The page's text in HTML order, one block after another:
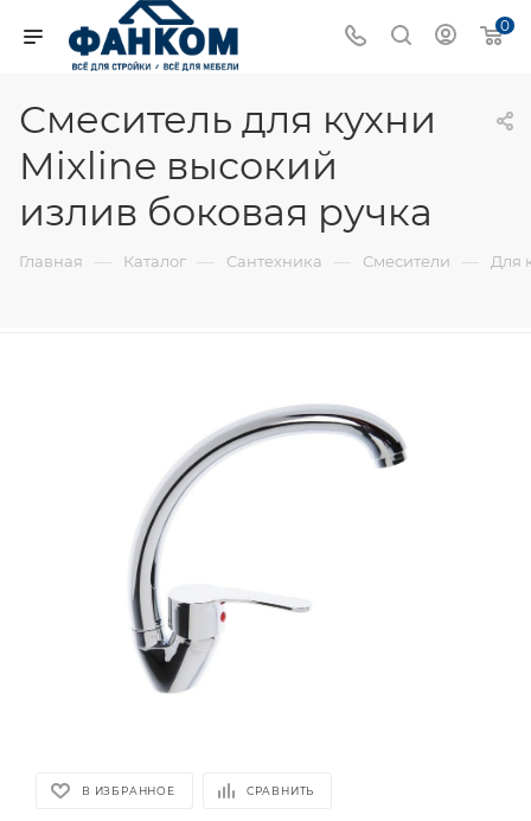
0
Смеситель для кухни
Mixline высокий
излив боковая ручка
Главная — Каталог — Сантехника — Смесители — Для
В ИЗБРАННОЕ СРАВНИТЬ